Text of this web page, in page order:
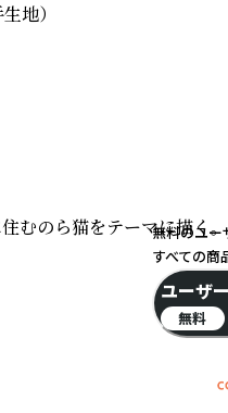
地）
むのら猫をテーマに描く。
無料のユー
すべての商
ユーザ
無料